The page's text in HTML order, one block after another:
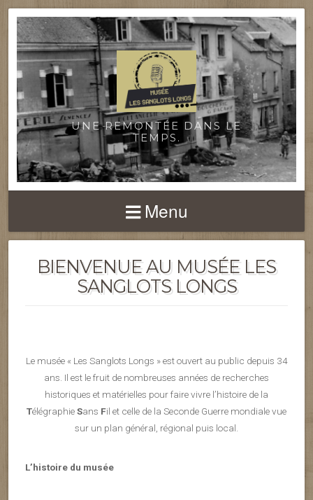
UNE REMONTÉE DANS LE
TEMPS.
Menu
BIENVENUE AU MUSÉE LES
SANGLOTS LONGS
Le musée « Les Sanglots Longs » est ouvert au public depuis 34
ans. Il est le fruit de nombreuses années de recherches
historiques et matérielles pour faire vivre l’histoire de la
TélégraphieSans Fil et celle de la Seconde Guerre mondiale vue
sur un plan général, régional puis local.
L’histoire du musée